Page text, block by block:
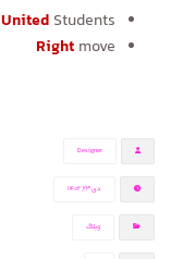
UnitedStudents
Rightmove
Designer
دی ۲۳, ۱۴۰۲
وبلاگ